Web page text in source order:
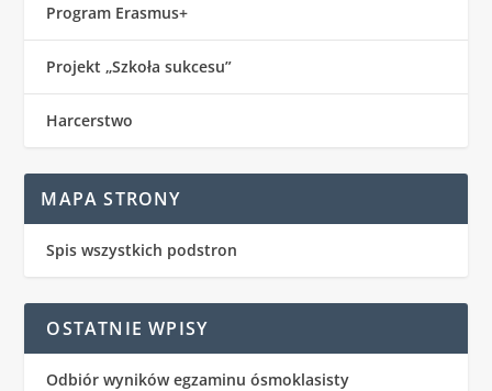
Program Erasmus+
Projekt „Szkoła sukcesu”
Harcerstwo
MAPA STRONY
Spis wszystkich podstron
OSTATNIE WPISY
Odbiór wyników egzaminu ósmoklasisty